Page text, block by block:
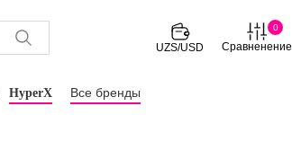
UZS/USD
0
Сравненение
HyperX Все бренды